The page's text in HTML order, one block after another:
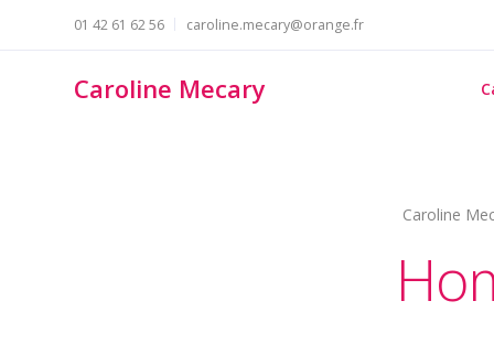
01 42 61 62 56 caroline.mecary@orange.fr
Caroline Mecary
Caroline